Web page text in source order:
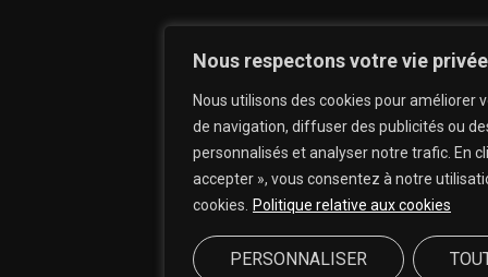
Nous respectons votre vie
Nous utilisons des cookies pour améliorer
de navigation, diffuser des publicités ou
personnalisés et analyser notre trafic. En
accepter », vous consentez à notre
cookies.
Politique relative aux cookies
PERSONNALISER